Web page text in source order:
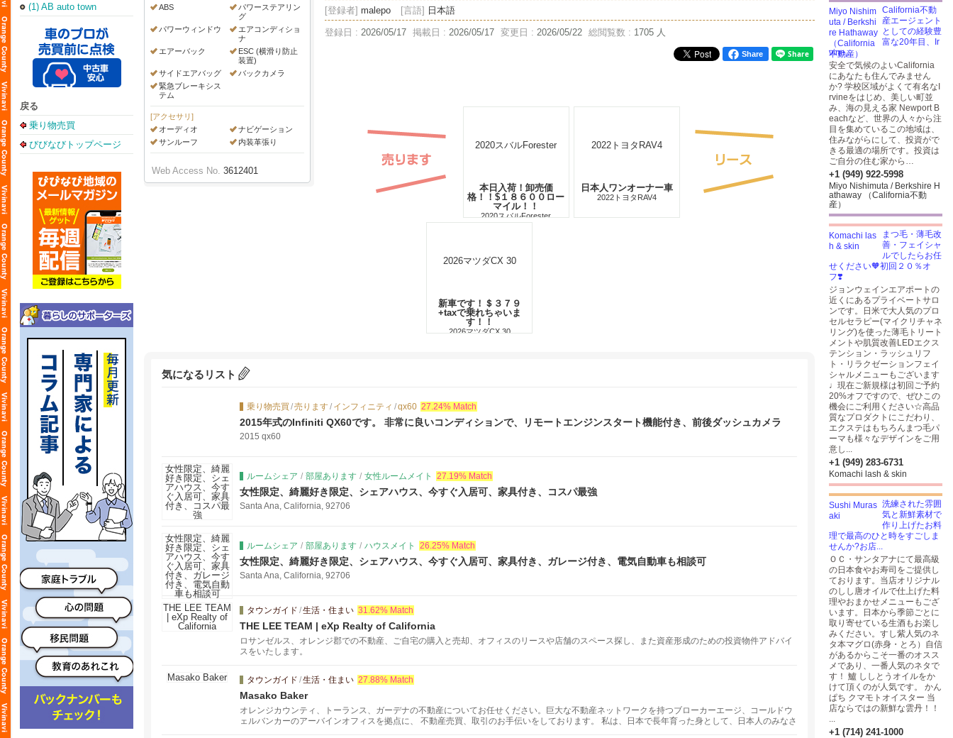
(1) AB auto town
戻る
乗り物売買
びびなびトップページ
ABS
パワーステアリン
グ
パワーウィンドウ
エアコンディショ
ナ
エアーバック
ESC (横滑り防止
装置)
サイドエアバッグ
バックカメラ
緊急ブレーキシス
テム
[アクセサリ]
オーディオ
ナビゲーション
サンルーフ
内装革張り
Web Access No. 3612401
[登録者] malepo [言語] 日本語
登録日 : 2026/05/17 掲載日 : 2026/05/17 変更日 : 2026/05/22 総閲覧数 : 1705 人
Share
本日入荷！卸売価
格！！$１８６００ロー
マイル！！
2020スバルForester
日本人ワンオーナー車
2022トヨタRAV4
新車です！＄３７９
+taxで乗れちゃいま
す！！
2026マツダCX 30
気になるリスト
乗り物売買 /売ります/ インフィニティ /qx60 27.24% Match
2015年式のInfiniti QX60です。 非常に良いコンディションで、リモートエンジンスタート機能付き、前後ダッシュカメラ
（前後ドライブレコーダー）装備で...
2015 qx60
ルームシェア / 部屋あります / 女性ルームメイト 27.19% Match
女性限定、綺麗好き限定、シェアハウス、今すぐ入居可、家具付き、コスパ最強
Santa Ana, California, 92706
ルームシェア / 部屋あります / ハウスメイト 26.25% Match
女性限定、綺麗好き限定、シェアハウス、今すぐ入居可、家具付き、ガレージ付き、電気自動車も相談可
Santa Ana, California, 92706
タウンガイド /生活・住まい 31.62% Match
THE LEE TEAM | eXp Realty of California
ロサンゼルス、オレンジ郡での不動産、ご自宅の購入と売却、オフィスのリースや店舗のスペース探し、また資産形成のための投資物件アドバイ
スをいたします。
タウンガイド /生活・住まい 27.88% Match
Masako Baker
オレンジカウンティ、トーランス、ガーデナの不動産についてお任せください。巨大な不動産ネットワークを持つブローカーエージ、コールドウ
ェルバンカーのアーバインオフィスを拠点に、 不動産売買、取引のお手伝いをしております。 私は、日本で長年育った身として、日本人のみなさ
California不動
産エージェント
としての経験豊
富な20年目、Ir
vine,...
安全で気候のよいCalifornia
にあなたも住んでみません
か? 学校区域がよくて有名なI
rvineをはじめ、美しい町並
み、海の見える家 Newport B
eachなど、世界の人々から注
目を集めているこの地域は、
住みながらにして、投資がで
きる最適の場所です。投資は
ご自分の住む家から…
+1 (949) 922-5998
Miyo Nishimuta / Berkshire H
athaway （California不動
産）
まつ毛・薄毛改
善・フェイシャ
ルでしたらお任
せください🧡初回２０％オ
フ❣️
ジョンウェインエアポートの
近くにあるプライベートサロ
ンです。日米で大人気のプロ
セルセラピー(マイクリチャネ
リング)を使った薄毛トリート
メントや肌質改善LEDエクス
テンション・ラッシュリフ
ト・リラクゼーションフェイ
シャルメニューもございます
♩現在ご新規様は初回ご予約
20%オフですので、ぜひこの
機会にご利用ください☆高品
質なプロダクトにこだわり、
エクステはもちろんまつ毛パ
ーマも様々なデザインをご用
意し...
+1 (949) 283-6731
Komachi lash & skin
洗練された雰囲
気と新鮮素材で
作り上げたお料
理で最高のひと時をすごしま
せんか?お店...
ＯＣ・サンタアナにて最高級
の日本食やお寿司をご提供し
ております。当店オリジナル
のしし唐オイルで仕上げた料
理やおまかせメニューもござ
います。日本から季節ごとに
取り寄せている生酒もお楽し
みください。すし紫人気のネ
タ本マグロ(赤身・とろ）自信
があるからこそ一番のオスス
メであり、一番人気のネタで
す！ 鱸 ししとうオイルをか
けて頂くのが人気です。 かん
ぱち クマモトオイスター 当
店ならではの新鮮な雲丹！！
...
+1 (714) 241-1000